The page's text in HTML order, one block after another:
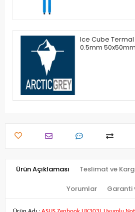
Ice Cube
0.5mm 50x50mm
Ürün Açıklaması Teslimat ve
Yorumlar Garanti